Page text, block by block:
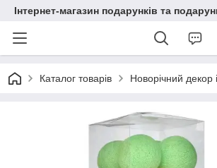
Інтернет-магазин подарунків та
Каталог товарів Новорічний декор